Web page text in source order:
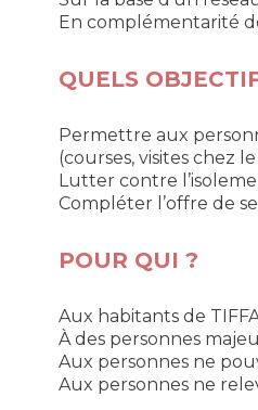
En complémentarité
QUELS
Permettre aux
(courses, visites chez
Lutter contre
Compléter l’offre de
POUR QUI ?
Aux habitants de
À des personnes
Aux personnes ne
Aux personnes ne